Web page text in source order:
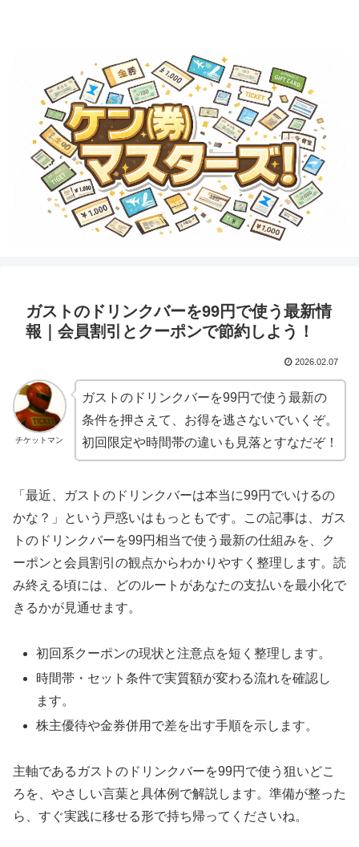
ガストのドリンクバーを99円で使う最新情
報｜会員割引とクーポンで節約しよう！
2026.02.07
チケットマン
ガストのドリンクバーを99円で使う最新の
条件を押さえて、お得を逃さないでいくぞ。
初回限定や時間帯の違いも見落とすなだぞ！
「最近、ガストのドリンクバーは本当に99円でいけるの
かな？」という戸惑いはもっともです。この記事は、ガス
トのドリンクバーを99円相当で使う最新の仕組みを、ク
ーポンと会員割引の観点からわかりやすく整理します。読
み終える頃には、どのルートがあなたの支払いを最小化で
きるかが見通せます。
初回系クーポンの現状と注意点を短く整理します。
時間帯・セット条件で実質額が変わる流れを確認し
ます。
株主優待や金券併用で差を出す手順を示します。
主軸であるガストのドリンクバーを99円で使う狙いどこ
ろを、やさしい言葉と具体例で解説します。準備が整った
ら、すぐ実践に移せる形で持ち帰ってくださいね。